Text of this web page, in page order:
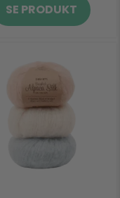
SE PRODUKT